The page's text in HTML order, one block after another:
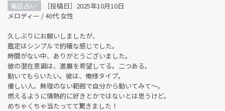
電話占い
［投稿日］2025年10月10日
メロディー / 40代 女性
久しぶりにお願いしましたが、
鑑定はシンプルで的確な感じでした。
時間がない中、ありがとうございました。
彼の潜在意識は、進展を希望してる。二つある。
動いてもらいたい。彼は、俺様タイプ。
優しい人。無理のない範囲で自分から動いてみて〜。
燃えるように情熱的に好きとかではないとは思うけど。
めちゃくちゃ当たってて驚きました！